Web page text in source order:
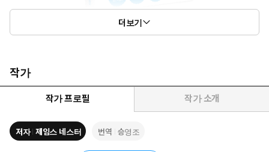
더보기
작가
작가 프로필 작가 소개
저자 제임스 네스터 번역 승영조